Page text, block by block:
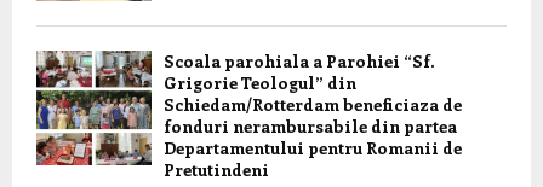
Scoala parohiala a Parohiei “Sf.
Grigorie Teologul” din
Schiedam/Rotterdam beneficiaza de
fonduri nerambursabile din partea
Departamentului pentru Romanii de
Pretutindeni